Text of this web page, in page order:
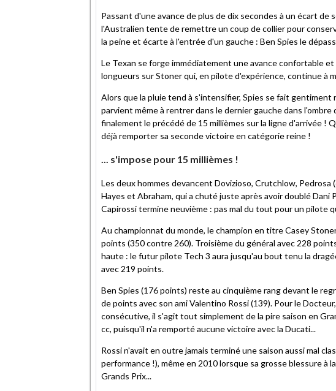
Passant d'une avance de plus de dix secondes à un écart
l'Australien tente de remettre un coup de collier pour
la peine et écarte à l'entrée d'un gauche : Ben Spies le
Le Texan se forge immédiatement une avance confortable
longueurs sur Stoner qui, en pilote d'expérience, continue à
Alors que la pluie tend à s'intensifier, Spies se fait gentiment
parvient même à rentrer dans le dernier gauche dans
finalement le précédé de 15 millièmes sur la ligne d'arrivée !
déjà remporter sa seconde victoire en catégorie reine !
... s'impose pour 15 millièmes !
Les deux hommes devancent Dovizioso, Crutchlow, Pedrosa
Hayes et Abraham, qui a chuté juste après avoir doublé
Capirossi termine neuvième : pas mal du tout pour un pilote
Au championnat du monde, le champion en titre Casey
points (350 contre 260). Troisième du général avec 228
haute : le futur pilote Tech 3 aura jusqu'au bout tenu la
avec 219 points.
Ben Spies (176 points) reste au cinquième rang devant le
de points avec son ami Valentino Rossi (139). Pour le
consécutive, il s'agit tout simplement de la pire saison en
cc, puisqu'il n'a remporté aucune victoire avec la Ducati...
Rossi n'avait en outre jamais terminé une saison aussi mal
performance !), même en 2010 lorsque sa grosse blessure à
Grands Prix...